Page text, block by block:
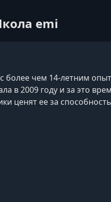
emi
более чем 14-летним
в 2009 году и за это
ценят ее за
для мастеров
судьей ногт